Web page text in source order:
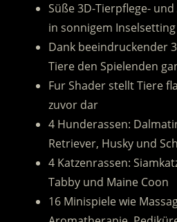
Süße 3D-Tierpflege-
in sonnigem Inselsetting
Dank beeindruckender
Tiere den Spielenden
Fur Shader stellt Tiere
zuvor dar
4 Hunderassen:
Retriever, Husky und
4 Katzenrassen:
Tabby und Maine Coon
16 Minispiele wie